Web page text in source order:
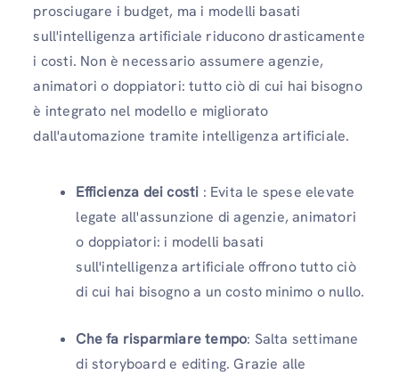
prosciugare i budget, ma i modelli basati
sull'intelligenza artificiale riducono drasticamente
i costi. Non è necessario assumere agenzie,
animatori o doppiatori: tutto ciò di cui hai bisogno
è integrato nel modello e migliorato
dall'automazione tramite intelligenza artificiale.
Efficienza dei costi : Evita le spese elevate
legate all'assunzione di agenzie, animatori
o doppiatori: i modelli basati
sull'intelligenza artificiale offrono tutto ciò
di cui hai bisogno a un costo minimo o nullo.
Che fa risparmiare tempo: Salta settimane
di storyboard e editing. Grazie alle